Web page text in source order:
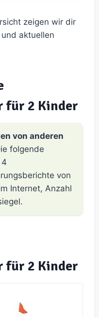
zeigen wir dir
aktuellen
für 2 Kinder
von anderen
folgende
von
Internet, Anzahl
für 2 Kinder